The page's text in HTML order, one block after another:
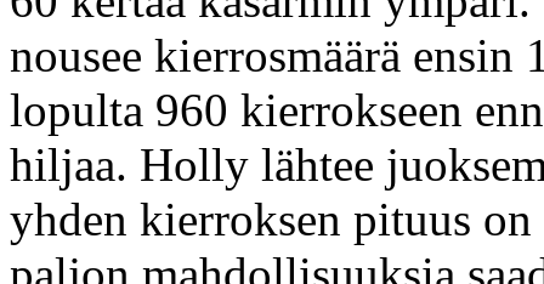
nousee kierrosmäärä ensin
lopulta 960 kierrokseen
hiljaa. Holly lähtee
yhden kierroksen pituus